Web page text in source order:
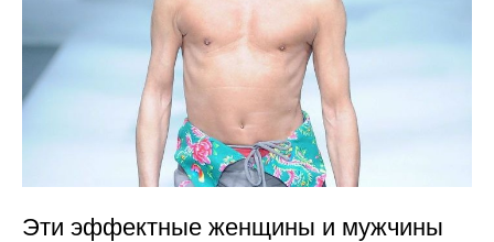
Эти эффектные женщины и мужчины